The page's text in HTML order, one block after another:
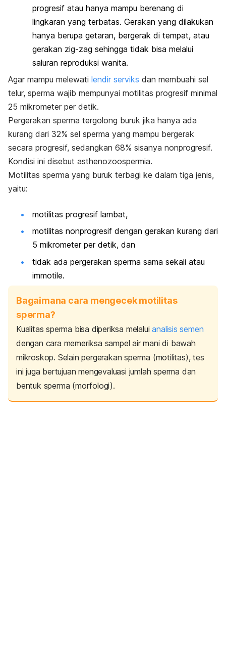
progresif atau hanya mampu berenang di
lingkaran yang terbatas. Gerakan yang dilakukan
hanya berupa getaran, bergerak di tempat, atau
gerakan zig-zag sehingga tidak bisa melalui
saluran reproduksi wanita.
Agar mampu melewati lendir serviks dan membuahi sel
telur, sperma wajib mempunyai motilitas progresif minimal
25 mikrometer per detik.
Pergerakan sperma tergolong buruk jika hanya ada
kurang dari 32% sel sperma yang mampu bergerak
secara progresif, sedangkan 68% sisanya nonprogresif.
Kondisi ini disebut asthenozoospermia.
Motilitas sperma yang buruk terbagi ke dalam tiga jenis,
yaitu:
motilitas progresif lambat,
motilitas nonprogresif dengan gerakan kurang dari
5 mikrometer per detik, dan
tidak ada pergerakan sperma sama sekali atau
immotile.
Bagaimana cara mengecek motilitas
sperma?
Kualitas sperma bisa diperiksa melaluianalisis semen
dengan cara memeriksa sampel air mani di bawah
mikroskop. Selain pergerakan sperma (motilitas), tes
ini juga bertujuan mengevaluasi jumlah sperma dan
bentuk sperma (morfologi).